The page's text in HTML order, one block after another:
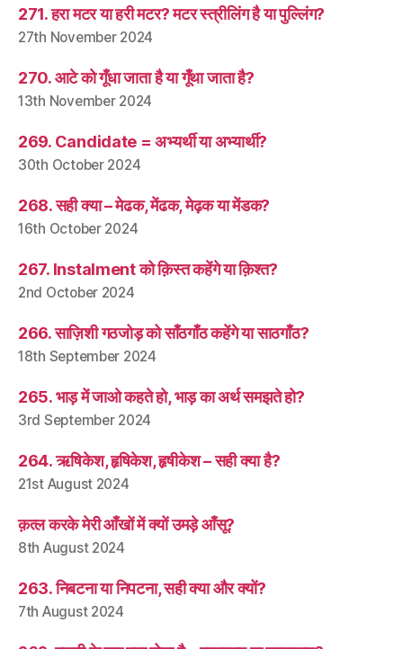
271. हरा मटर या हरी मटर? मटर स्त्रीलिंग है या पुल्लिंग?
27th November 2024
270. आटे को गूँधा जाता है या गूँथा जाता है?
13th November 2024
269. Candidate = अभ्यर्थी या अभ्यार्थी?
30th October 2024
268. सही क्या – मेढक, मेंढक, मेढ़क या मेंडक?
16th October 2024
267. Instalment को क़िस्त कहेंगे या क़िश्त?
2nd October 2024
266. साज़िशी गठजोड़ को साँठगाँठ कहेंगे या साठगाँठ?
18th September 2024
265. भाड़ में जाओ कहते हो, भाड़ का अर्थ समझते हो?
3rd September 2024
264. ऋषिकेश, हृषिकेश, हृषीकेश – सही क्या है?
21st August 2024
क़त्ल करके मेरी आँखों में क्यों उमड़े आँसू?
8th August 2024
263. निबटना या निपटना, सही क्या और क्यों?
7th August 2024